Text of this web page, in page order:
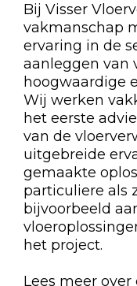
Bij Visser
vakmanschap
ervaring in de
aanleggen van
hoogwaardige
Wij werken
het eerste
van de
uitgebreide
gemaakte
particuliere als
bijvoorbeeld
het project.
Lees meer